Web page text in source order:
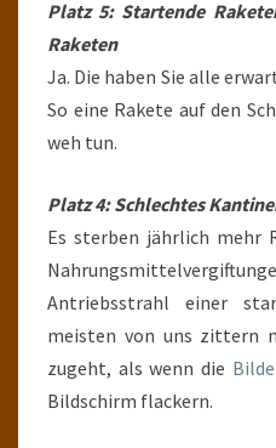
Platz 5: Startende
Raketen
Ja. Die haben Sie alle
So eine Rakete auf den
weh tun.
Platz 4: Schlechtes
Es sterben jährlich mehr
Antriebsstrahl einer
meisten von uns zittern
zugeht, als wenn die
Bildschirm flackern.